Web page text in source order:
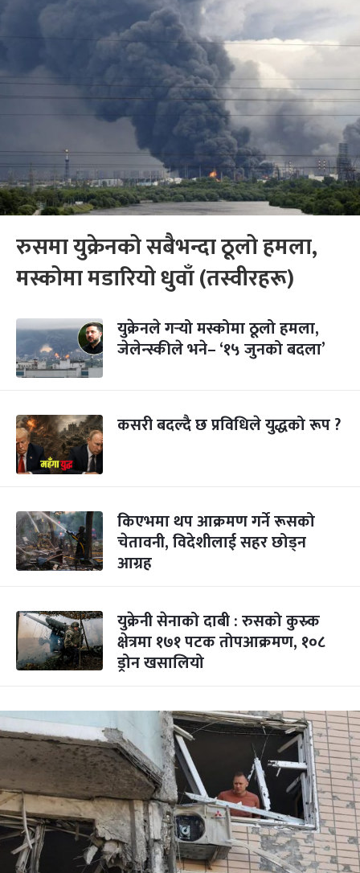
रुसमा युक्रेनको सबैभन्दा ठूलो हमला,
मस्कोमा मडारियो धुवाँ (तस्वीरहरू)
युक्रेनले गर्‍यो मस्कोमा ठूलो हमला,
जेलेन्स्कीले भने– ‘१५ जुनको बदला’
कसरी बदल्दै छ प्रविधिले युद्धको रूप ?
किएभमा थप आक्रमण गर्ने रूसको
चेतावनी, विदेशीलाई सहर छोड्न
आग्रह
युक्रेनी सेनाको दाबी : रुसको कुस्र्क
क्षेत्रमा १७१ पटक तोपआक्रमण, १०८
ड्रोन खसालियो